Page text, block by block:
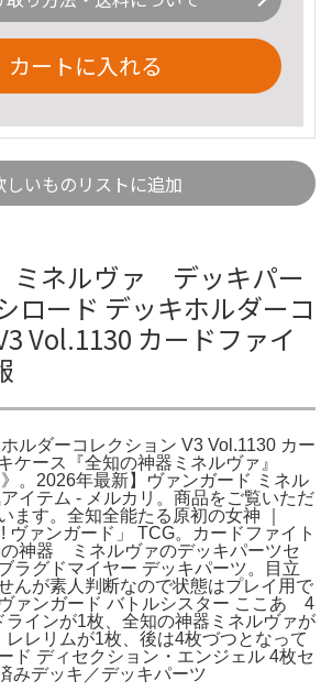
カートに入れる
しいものリストに追加
ネルヴァ デッキパー
ロード デッキホルダーコ
Vol.1130 カードファイ
ルダーコレクション V3 Vol.1130 カー
ケース『全知の神器ミネルヴァ』
》。2026年最新】ヴァンガード ミネル
イテム - メルカリ。商品をご覧いただ
ます。全知全能たる原初の女神 ｜
ヴァンガード」 TCG。カードファイト
の神器 ミネルヴァのデッキパーツセ
ラグドマイヤー デッキパーツ。目立
んが素人判断なので状態はプレイ用で
ァンガード バトルシスター ここあ 4
ラインが1枚、全知の神器ミネルヴァが
レリムが1枚、後は4枚づつとなって
ド ディセクション・エンジェル 4枚セ
みデッキ／デッキパーツ